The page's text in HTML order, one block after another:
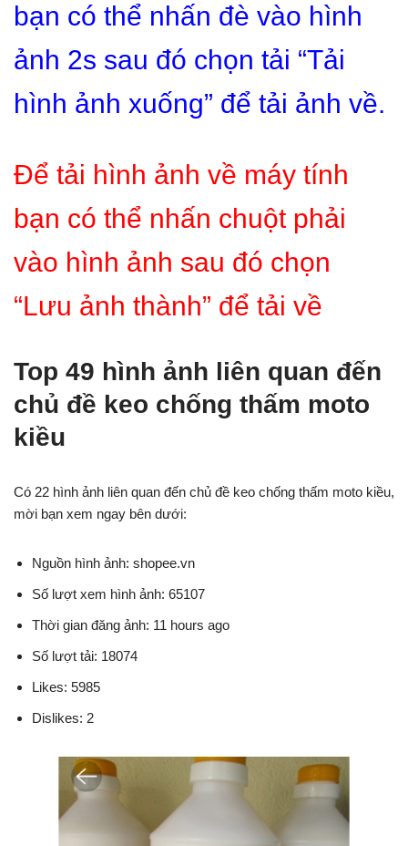
bạn có thể nhấn đè vào hình
ảnh 2s sau đó chọn tải “Tải
hình ảnh xuống” để tải ảnh về.
Để tải hình ảnh về máy tính
bạn có thể nhấn chuột phải
vào hình ảnh sau đó chọn
“Lưu ảnh thành” để tải về
Top 49 hình ảnh liên quan đến
chủ đề keo chống thấm moto
kiều
Có 22 hình ảnh liên quan đến chủ đề keo chống thấm moto kiều,
mời bạn xem ngay bên dưới:
Nguồn hình ảnh: shopee.vn
Số lượt xem hình ảnh: 65107
Thời gian đăng ảnh: 11 hours ago
Số lượt tải: 18074
Likes: 5985
Dislikes: 2